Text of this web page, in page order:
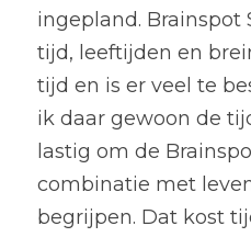
ingepland. Brainspot
tijd, leeftijden en
tijd en is er veel te
ik daar gewoon de
lastig om de
combinatie met
begrijpen. Dat kost